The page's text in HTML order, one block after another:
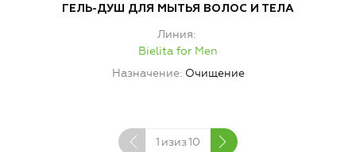
ГЕЛЬ-ДУШ ДЛЯ МЫТЬЯ ВОЛОС И ТЕЛА
Линия
Bielita for Men
Назначение Очищение
1 изиз10